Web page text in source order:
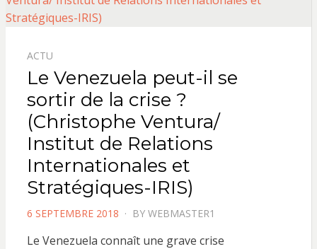
ACTU
Le Venezuela peut-il se
sortir de la crise ?
(Christophe Ventura/
Institut de Relations
Internationales et
Stratégiques-IRIS)
POSTED
6 SEPTEMBRE 2018 BY WEBMASTER1
Le Venezuela connaît une grave crise